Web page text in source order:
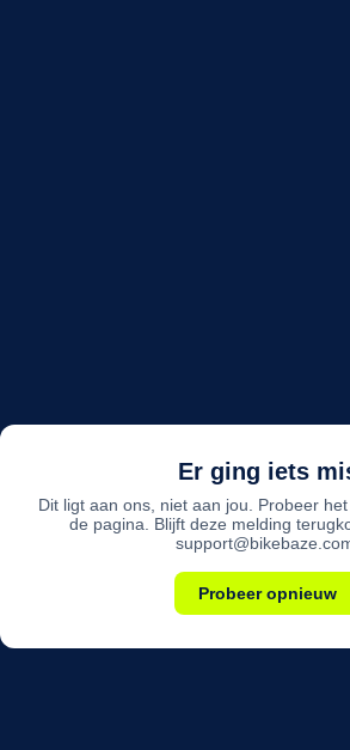
Er ging iets
Dit ligt aan ons, niet aan jou. Probeer
de pagina. Blijft deze melding
Probeer opnieuw